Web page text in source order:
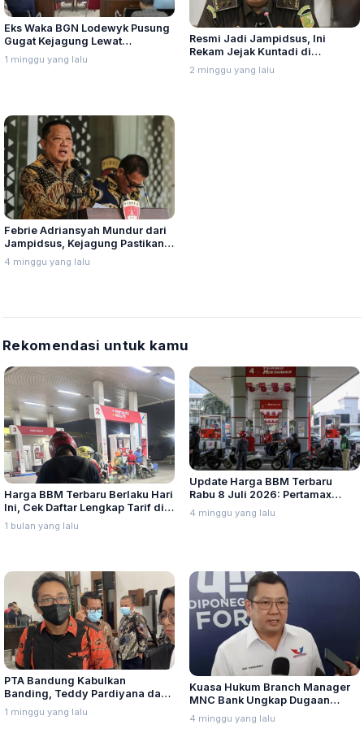
Eks Waka BGN Lodewyk Pusung
Gugat Kejagung Lewat
Praperadilan, Minta Proses
Hukum Dinyatakan Tak Sah
1 minggu yang lalu
Resmi Jadi Jampidsus, Ini
Rekam Jejak Kuntadi di
Kejagung
2 minggu yang lalu
Febrie Adriansyah Mundur dari
Jampidsus, Kejagung Pastikan
Penanganan Perkara Tetap
Berjalan
4 minggu yang lalu
Rekomendasi untuk kamu
Harga BBM Terbaru Berlaku Hari
Ini, Cek Daftar Lengkap Tarif di
Seluruh Indonesia
1 bulan yang lalu
Update Harga BBM Terbaru
Rabu 8 Juli 2026: Pertamax
Turbo, Dexlite, dan Pertamina
Dex Turun
4 minggu yang lalu
PTA Bandung Kabulkan
Banding, Teddy Pardiyana dan
Bintang Ditetapkan Ahli Waris
Lina Jubaedah
1 minggu yang lalu
Kuasa Hukum Branch Manager
MNC Bank Ungkap Dugaan
Penganiayaan oleh Hary Tanoe
di MNC Towe
4 minggu yang lalu